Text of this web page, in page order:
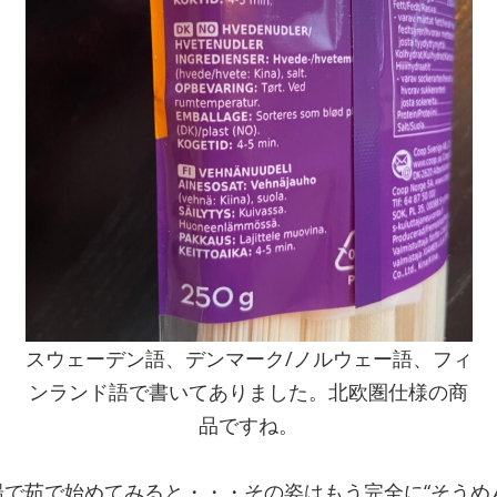
スウェーデン語、デンマーク/ノルウェー語、フィ
ンランド語で書いてありました。北欧圏仕様の商
品ですね。
茹で始めてみると・・・その姿はもう完全に“そうめ